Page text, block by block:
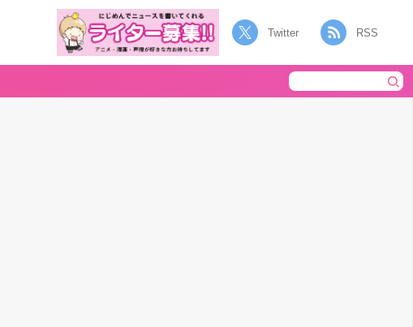
Twitter RSS